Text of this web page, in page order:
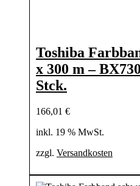
Toshiba
x 300 m –
Stck.
166,01 €
inkl. 19 % MwSt.
zzgl. Versandkosten